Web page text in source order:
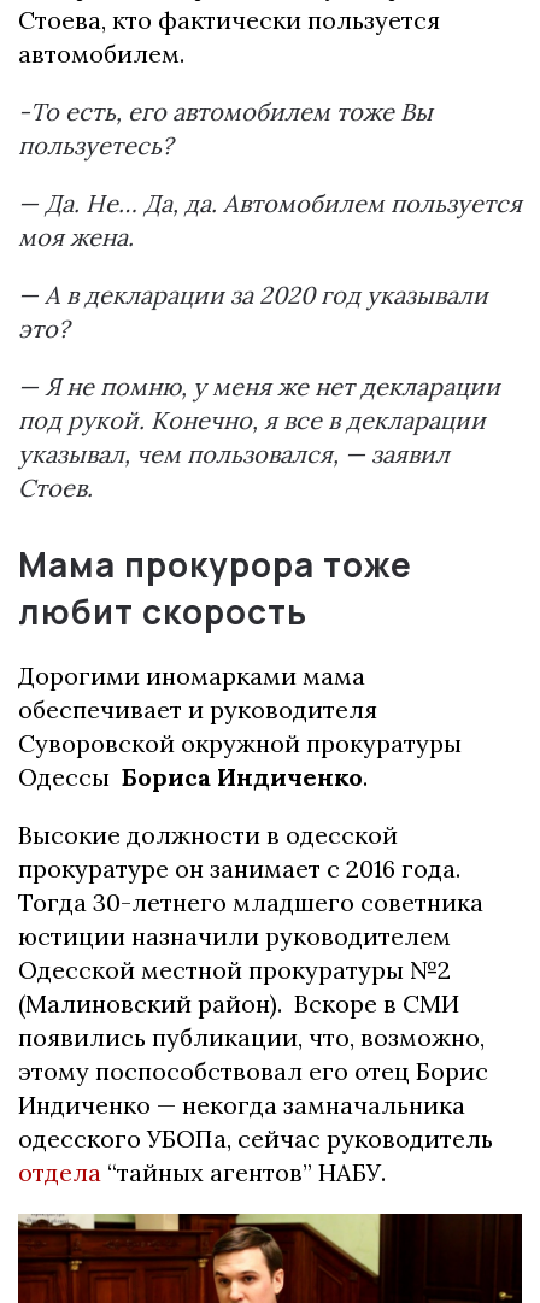
Стоева, кто фактически пользуется
автомобилем.
-То есть, его автомобилем тоже Вы
пользуетесь?
— Да. Не… Да, да. Автомобилем пользуется
моя жена.
— А в декларации за 2020 год указывали
это?
— Я не помню, у меня же нет декларации
под рукой. Конечно, я все в декларации
указывал, чем пользовался, — заявил
Стоев.
Мама прокурора тоже
любит скорость
Дорогими иномарками мама
обеспечивает и руководителя
Суворовской окружной прокуратуры
Одессы Бориса Индиченко.
Высокие должности в одесской
прокуратуре он занимает с 2016 года.
Тогда 30-летнего младшего советника
юстиции назначили руководителем
Одесской местной прокуратуры №2
(Малиновский район). Вскоре в СМИ
появились публикации, что, возможно,
этому поспособствовал его отец Борис
Индиченко — некогда замначальника
одесского УБОПа, сейчас руководитель
отдела “тайных агентов” НАБУ.